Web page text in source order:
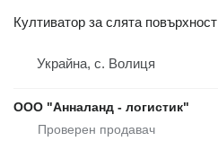
Култиватор за слята повърхност
Украйна, с. Волиця
ООО "Анналанд - логистик"